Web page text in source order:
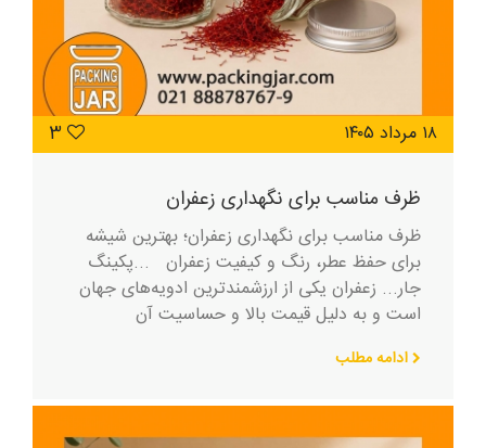
۱۸ مرداد ۱۴۰۵
ظرف مناسب برای نگهداری زعفران
ظرف مناسب برای نگهداری زعفران؛ بهترین شیشه
برای حفظ عطر، رنگ و کیفیت زعفران ...پکینگ
جار... زعفران یکی از ارزشمندترین ادویه‌های جهان
است و به دلیل قیمت بالا و حساسیت آن
ادامه مطلب